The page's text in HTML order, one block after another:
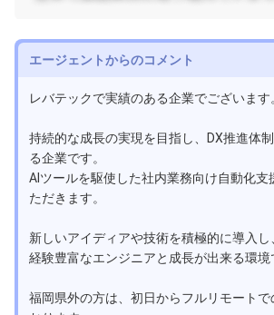
エージェントからのコメント
レバテックで実績のある企業でございます
持続的な成長の実現を目指し、DX推進体
る企業です。
AIツールを駆使した社内業務向け自動化支
ただきます。
新しいアイディアや技術を積極的に導入し
経験豊富なエンジニアと成長が出来る環境
福岡県外の方は、初日からフルリモート